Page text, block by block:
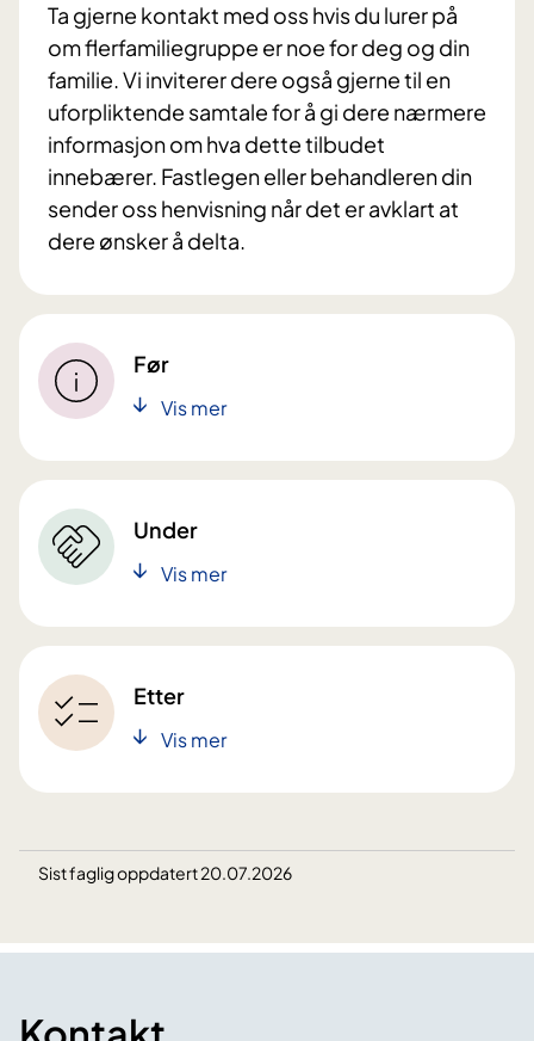
Ta gjerne kontakt med oss hvis du lurer på
om flerfamiliegruppe er noe for deg og din
familie. Vi inviterer dere også gjerne til en
uforpliktende samtale for å gi dere nærmere
informasjon om hva dette tilbudet
innebærer. Fastlegen eller behandleren din
sender oss henvisning når det er avklart at
dere ønsker å delta.
Før
Vis mer
Under
Vis mer
Etter
Vis mer
Sist faglig oppdatert 20.07.2026